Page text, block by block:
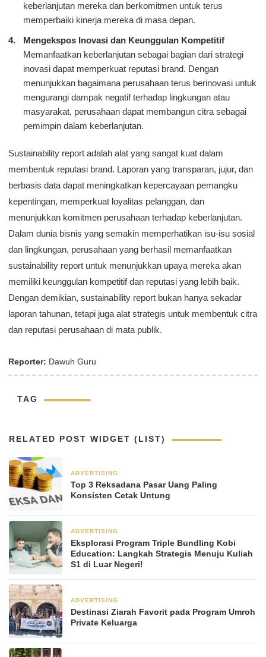
keberlanjutan mereka dan berkomitmen untuk terus
memperbaiki kinerja mereka di masa depan.
Mengekspos Inovasi dan Keunggulan Kompetitif
Memanfaatkan keberlanjutan sebagai bagian dari strategi
inovasi dapat memperkuat reputasi brand. Dengan
menunjukkan bagaimana perusahaan terus berinovasi untuk
mengurangi dampak negatif terhadap lingkungan atau
masyarakat, perusahaan dapat membangun citra sebagai
pemimpin dalam keberlanjutan.
Sustainability report adalah alat yang sangat kuat dalam
membentuk reputasi brand. Laporan yang transparan, jujur, dan
berbasis data dapat meningkatkan kepercayaan pemangku
kepentingan, memperkuat loyalitas pelanggan, dan
menunjukkan komitmen perusahaan terhadap keberlanjutan.
Dalam dunia bisnis yang semakin memperhatikan isu-isu sosial
dan lingkungan, perusahaan yang berhasil memanfaatkan
sustainability report untuk menunjukkan upaya mereka akan
memiliki keunggulan kompetitif dan reputasi yang lebih baik.
Dengan demikian, sustainability report bukan hanya sekadar
laporan tahunan, tetapi juga alat strategis untuk membentuk citra
dan reputasi perusahaan di mata publik.
Reporter: Dawuh Guru
TAG
RELATED POST WIDGET (LIST)
ADVERTISING
Top 3 Reksadana Pasar Uang Paling
Konsisten Cetak Untung
ADVERTISING
Eksplorasi Program Triple Bundling Kobi
Education: Langkah Strategis Menuju Kuliah
S1 di Luar Negeri!
ADVERTISING
Destinasi Ziarah Favorit pada Program Umroh
Private Keluarga